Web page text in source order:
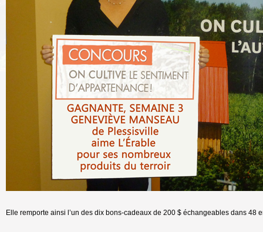
Elle remporte ainsi l’un des dix bons-cadeaux de 200 $ échangeables dans 48